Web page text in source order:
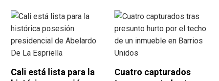
Cali está lista para la
Cuatro capturados